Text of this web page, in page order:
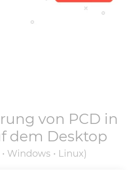
von PCD in
dem Desktop
Windows • Linux)